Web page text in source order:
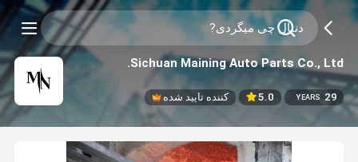
Sichuan Maining Auto Parts Co., Ltd.
29
YEARS
5.0 کننده تایید شده